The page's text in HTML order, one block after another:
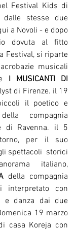
Festival Kids di
dalle stesse due
a Novoli - e dopo
dovuta al fitto
Festival, si riparte
musicali
I MUSICANTI DI
di Firenze. il 19
il poetico e
compagnia
di Ravenna. il 5
per il suo
spettacoli  storici
della compagnia
interpretato con
e danza dai due
19 marzo